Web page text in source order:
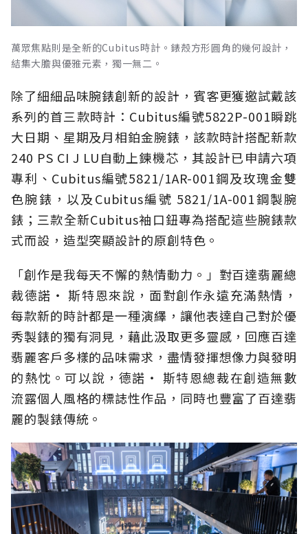
萬眾焦點則是全新的Cubitus時計。錶殼方形圓角的幾何設計，
結集大膽與優雅元素，獨一無二。
除了細細品味腕錶創新的設計，賓客更獲邀試戴該
系列的首三款時計：Cubitus編號5822P-001瞬跳
大日期、星期及月相鉑金腕錶，該款時計搭配新款
240 PS CI J LU自動上鍊機芯，其設計已申請六項
專利、Cubitus編號5821/1AR-001鋼及玫瑰金雙
色腕錶，以及Cubitus編號 5821/1A-001鋼製腕
錶；三款全新Cubitus袖口鈕專為搭配這些腕錶款
式而設，造型突顯設計的原創特色。
「創作是我每天不懈的熱情動力。」對百達翡麗總
裁德諾‧ 斯特恩來說，面對創作永遠充滿熱情，
每款新的時計都是一種演繹，讓他表達自己對於優
秀製錶的獨有洞見，藉此汲取更多靈感，回應百達
翡麗客戶多樣的品味需求，盡情發揮想像力與發明
的熱忱。可以說，德諾‧ 斯特恩總裁在創造無數
流露個人風格的標誌性作品，同時也豐富了百達翡
麗的製錶傳統。